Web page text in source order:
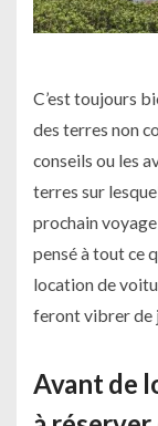
C’est toujours
des terres non
conseils ou les
terres sur
prochain
pensé à tout ce
location de
feront vibrer de
Avant de